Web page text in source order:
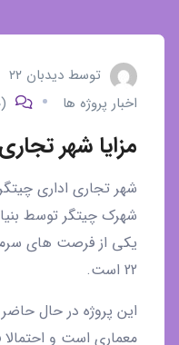
اداری
چیتگرتوسط دیدبان ۲۲
اخبار پروژه ها
(۰)
مزایا شهر
شهرک چیتگر توسط
یکی از فرصت های
22 است.
معماری است و احتمالا